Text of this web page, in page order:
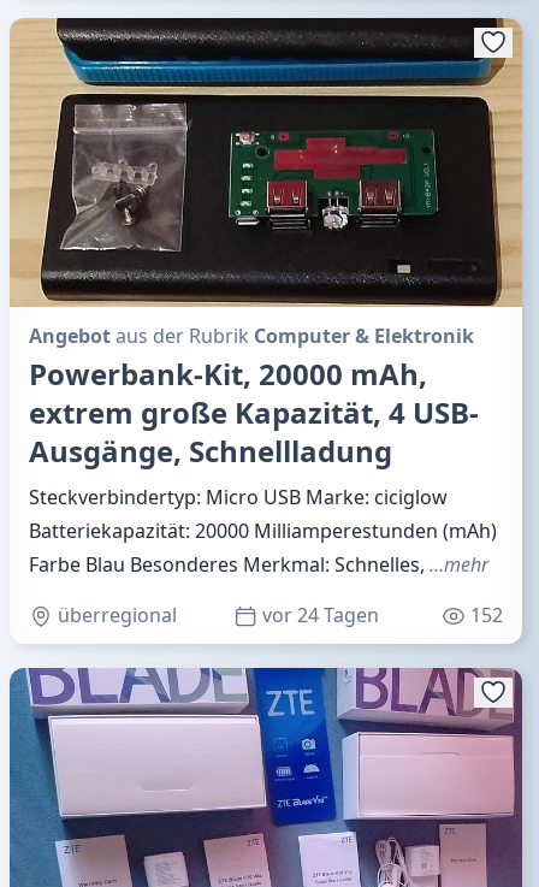
Angebotaus der Rubrik Computer & Elektronik
Powerbank-Kit, 20000 mAh,
extrem große Kapazität, 4 USB-
Ausgänge, Schnellladung
Steckverbindertyp: Micro USB Marke: ciciglow
Batteriekapazität: 20000 Milliamperestunden (mAh)
Farbe Blau Besonderes Merkmal: Schnelles, …mehr
überregional
vor 24 Tagen 152